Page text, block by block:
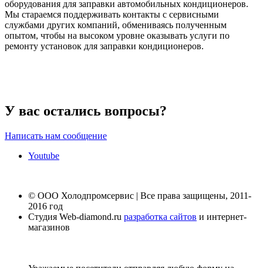
оборудования для заправки автомобильных кондиционеров.
Мы стараемся поддерживать контакты с сервисными
службами других компаний, обмениваясь полученным
опытом, чтобы на высоком уровне оказывать услуги по
ремонту установок для заправки кондиционеров.
У вас остались вопросы?
Написать нам сообщение
Youtube
© ООО Холодпромсервис | Все права защищены, 2011-
2016 год
Студия Web-diamond.ru разработка сайтов и интернет-
магазинов